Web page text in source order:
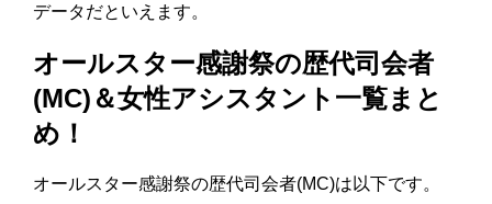
データだといえます。
オールスター感謝祭の歴代司会者
(MC)＆女性アシスタント一覧まと
め！
オールスター感謝祭の歴代司会者(MC)は以下です。